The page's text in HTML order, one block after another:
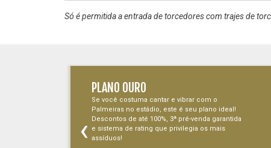
Só é permitida a entrada de torcedores com trajes de
PLANO OURO
Se você costuma cantar e vibrar com o
Palmeiras no estádio, este é seu plano ideal!
Descontos de até 100%, 3ª pré-venda garantida
e sistema de rating que privilegia os mais
assíduos!
‹